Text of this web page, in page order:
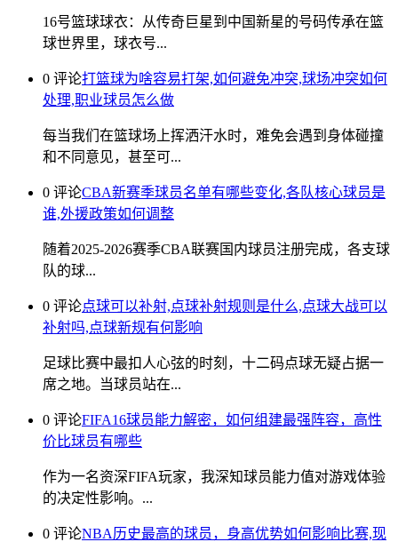
16号篮球球衣：从传奇巨星到中国新星的号码传承在篮
球世界里，球衣号...
0 评论打篮球为啥容易打架,如何避免冲突,球场冲突如何
处理,职业球员怎么做
每当我们在篮球场上挥洒汗水时，难免会遇到身体碰撞
和不同意见，甚至可...
0 评论CBA新赛季球员名单有哪些变化,各队核心球员是
谁,外援政策如何调整
随着2025-2026赛季CBA联赛国内球员注册完成，各支球
队的球...
0 评论点球可以补射,点球补射规则是什么,点球大战可以
补射吗,点球新规有何影响
足球比赛中最扣人心弦的时刻，十二码点球无疑占据一
席之地。当球员站在...
0 评论FIFA16球员能力解密，如何组建最强阵容，高性
价比球员有哪些
作为一名资深FIFA玩家，我深知球员能力值对游戏体验
的决定性影响。...
0 评论NBA历史最高的球员，身高优势如何影响比赛,现